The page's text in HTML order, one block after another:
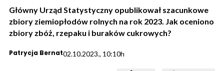
Główny Urząd Statystyczny opublikował szacunkowe
zbiory ziemiopłodów rolnych na rok 2023. Jak oceniono
zbiory zbóż, rzepaku i buraków cukrowych?
Patrycja Bernat02.10.2023., 10:10h